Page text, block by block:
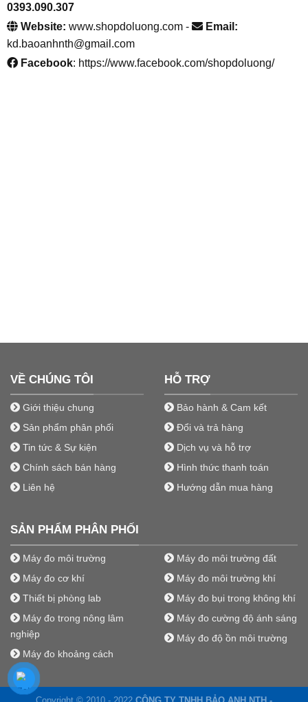
0393.090.307
Website: www.shopdoluong.com -
Email:
kd.baoanhnth@gmail.com
Facebook: https://www.facebook.com/shopdoluong/
VỀ CHÚNG TÔI
Giới thiệu chung
Sản phẩm phân phối
Tin tức & Sự kiện
Chính sách bán hàng
Liên hệ
HỖ TRỢ
Bảo hành & Cam kết
Đổi và trả hàng
Dịch vụ và hỗ trợ
Hình thức thanh toán
Hướng dẫn mua hàng
SẢN PHẨM PHÂN PHỐI
Máy đo môi trường
Máy đo cơ khí
Thiết bị phòng lab
Máy đo trong nông lâm
nghiệp
Máy đo khoảng cách
Máy đo môi trường đất
Máy đo môi trường khí
Máy đo bụi trong không khí
Máy đo cường độ ánh sáng
Máy đo độ ồn môi trường